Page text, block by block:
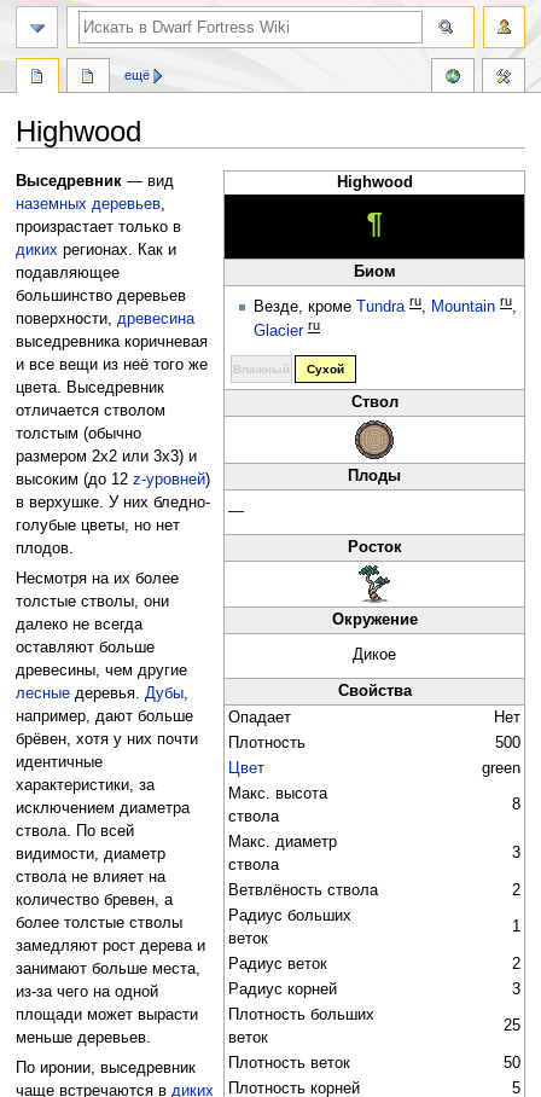
Highwood
Перейти
к
навигации
Перейти
к
поиску
Highwood
¶
Биом
Везде, кроме Tundra ru, Mountain ru,
Glacier ru
Влажный Сухой
Ствол
Плоды
—
Росток
Окружение
Дикое
Свойства
Опадает
Нет
Плотность
500
Цвет
green
Макс. высота
ствола
8
Макс. диаметр
ствола
3
Ветвлёность ствола
2
Радиус больших
веток
1
Радиус веток
2
Радиус корней
3
Плотность больших
веток
25
Плотность веток
50
Плотность корней
5
Выседревник— вид
наземных деревьев,
произрастает только в
диких регионах. Как и
подавляющее
большинство деревьев
поверхности, древесина
выседревника коричневая
и все вещи из неё того же
цвета. Выседревник
отличается стволом
толстым (обычно
размером 2x2 или 3x3) и
высоким (до 12 z-уровней)
в верхушке. У них бледно-
голубые цветы, но нет
плодов.
Несмотря на их более
толстые стволы, они
далеко не всегда
оставляют больше
древесины, чем другие
лесныедеревья. Дубы,
например, дают больше
брёвен, хотя у них почти
идентичные
характеристики, за
исключением диаметра
ствола. По всей
видимости, диаметр
ствола не влияет на
количество бревен, а
более толстые стволы
замедляют рост дерева и
занимают больше места,
из-за чего на одной
площади может вырасти
меньше деревьев.
По иронии, выседревник
чаще встречаются в диких
ещё
поиск